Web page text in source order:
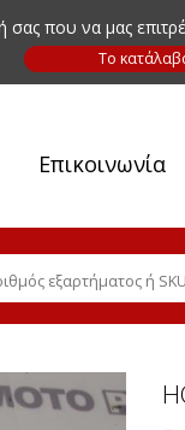
που να μας
Επικοινωνία